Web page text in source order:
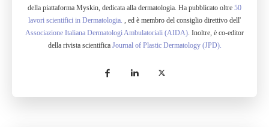
della piattaforma Myskin, dedicata alla dermatologia. Ha pubblicato oltre 50
lavori scientifici in Dermatologia.
, ed è membro del consiglio direttivo dell'
Associazione Italiana Dermatologi Ambulatoriali (AIDA) . Inoltre, è co-editor
della rivista scientifica Journal of Plastic Dermatology (JPD).